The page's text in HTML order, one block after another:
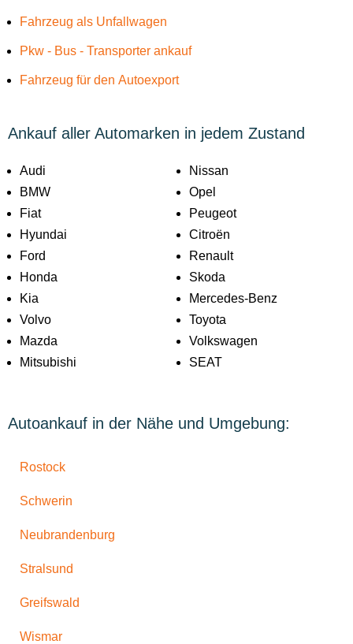
Fahrzeug als Unfallwagen
Pkw - Bus - Transporter ankauf
Fahrzeug für den Autoexport
Ankauf aller Automarken in jedem Zustand
Audi
BMW
Fiat
Hyundai
Ford
Honda
Kia
Volvo
Mazda
Mitsubishi
Nissan
Opel
Peugeot
Citroën
Renault
Skoda
Mercedes-Benz
Toyota
Volkswagen
SEAT
Autoankauf in der Nähe und Umgebung:
Rostock
Schwerin
Neubrandenburg
Stralsund
Greifswald
Wismar